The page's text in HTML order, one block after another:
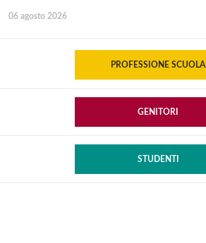
06 agosto 2026
PROFESSIONE SCUOLA
GENITORI
STUDENTI